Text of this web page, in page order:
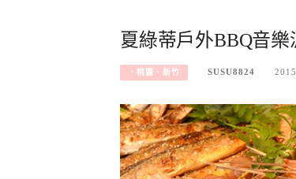
夏綠蒂戶外BBQ音
‧桃園、新竹 SUSU8824